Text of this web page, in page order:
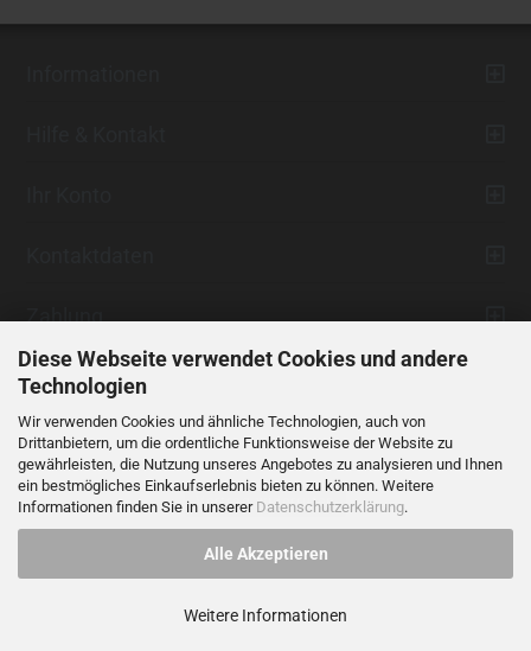
Diese Webseite verwendet Cookies und andere
Technologien
Wir verwenden Cookies und ähnliche Technologien, auch von
Drittanbietern, um die ordentliche Funktionsweise der Website zu
gewährleisten, die Nutzung unseres Angebotes zu analysieren und Ihnen
ein bestmögliches Einkaufserlebnis bieten zu können. Weitere
Informationen finden Sie in unserer Datenschutzerklärung.
Alle Akzeptieren
Weitere Informationen
Zahlung
Vertrag widerrufen